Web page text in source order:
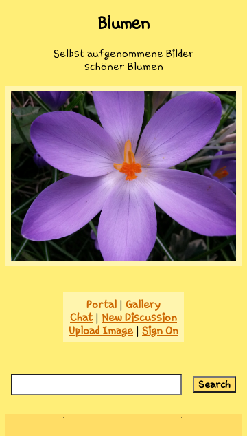
Blumen
Selbst aufgenommene Bilder
schöner Blumen
Portal | Gallery
Chat| New Discussion
Upload Image | Sign On